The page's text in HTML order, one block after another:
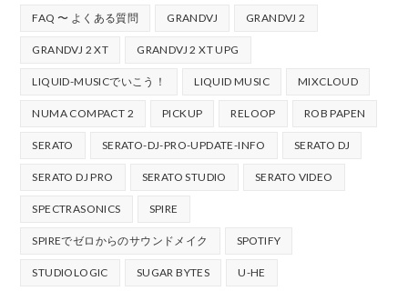
FAQ 〜 よくある質問 GRANDVJ GRANDVJ 2
GRANDVJ 2 XT GRANDVJ 2 XT UPG
LIQUID-MUSICでいこう！ LIQUID MUSIC MIXCLOUD
NUMA COMPACT 2 PICKUP RELOOP ROB PAPEN
SERATO SERATO-DJ-PRO-UPDATE-INFO SERATO DJ
SERATO DJ PRO SERATO STUDIO SERATO VIDEO
SPECTRASONICS SPIRE
SPIREでゼロからのサウンドメイク SPOTIFY
STUDIOLOGIC SUGAR BYTES U-HE